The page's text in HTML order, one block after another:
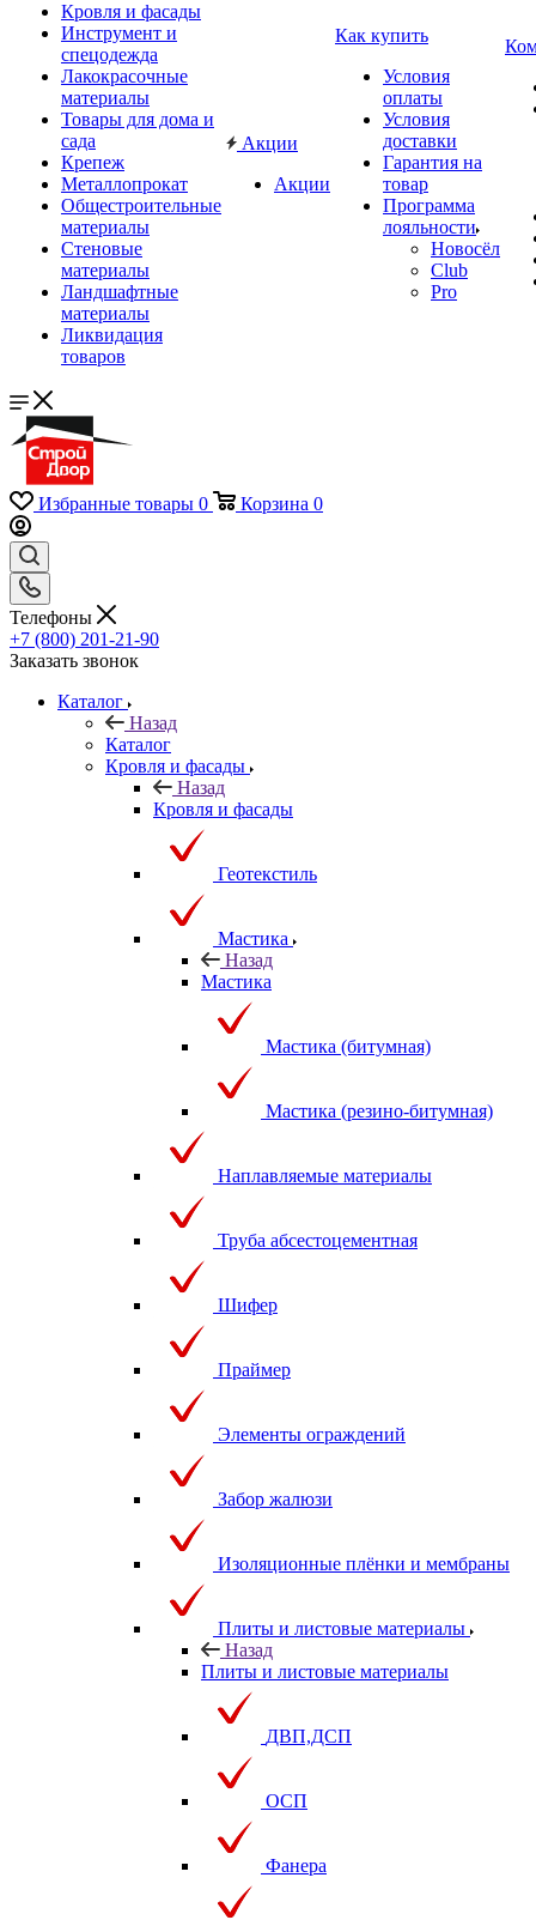
Кровля и фасады
Инструмент и
спецодежда
Лакокрасочные
материалы
Товары для дома и
сада
Крепеж
Металлопрокат
Общестроительные
материалы
Стеновые
материалы
Ландшафтные
материалы
Ликвидация
товаров
Акции
Акции
Как купить
Условия
оплаты
Условия
доставки
Гарантия на
товар
Программа
лояльности
Новосёл
Club
Pro
Избранные товары 0 Корзина 0
Телефоны
+7 (800) 201-21-90
Заказать звонок
Каталог
Назад
Каталог
Кровля и фасады
Назад
Кровля и фасады
Геотекстиль
Мастика
Назад
Мастика
Мастика (битумная)
Мастика (резино-битумная)
Наплавляемые материалы
Труба абсестоцементная
Шифер
Праймер
Элементы ограждений
Забор жалюзи
Изоляционные плёнки и мембраны
Плиты и листовые материалы
Назад
Плиты и листовые материалы
ДВП,ДСП
ОСП
Фанера